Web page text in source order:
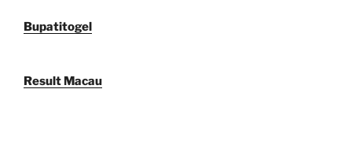
Bupatitogel
Result Macau